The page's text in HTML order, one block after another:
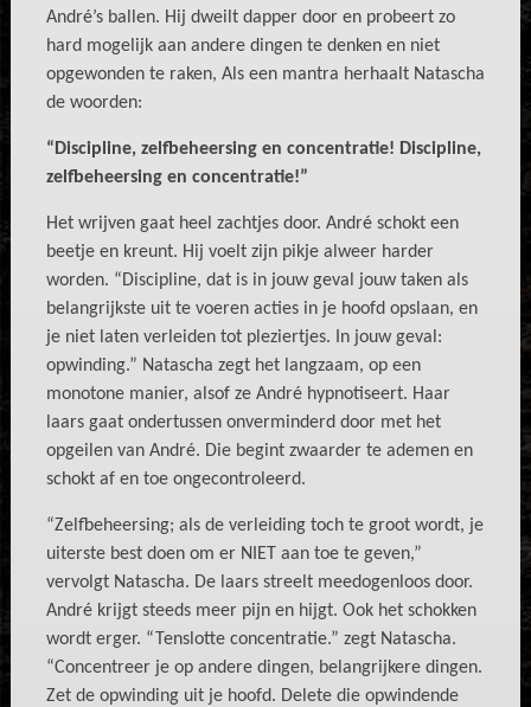
André’s ballen. Hij dweilt dapper door en probeert zo
hard mogelijk aan andere dingen te denken en niet
opgewonden te raken, Als een mantra herhaalt Natascha
de woorden:
“Discipline, zelfbeheersing en concentratie! Discipline,
zelfbeheersing en concentratie!”
Het wrijven gaat heel zachtjes door. André schokt een
beetje en kreunt. Hij voelt zijn pikje alweer harder
worden. “Discipline, dat is in jouw geval jouw taken als
belangrijkste uit te voeren acties in je hoofd opslaan, en
je niet laten verleiden tot pleziertjes. In jouw geval:
opwinding.” Natascha zegt het langzaam, op een
monotone manier, alsof ze André hypnotiseert. Haar
laars gaat ondertussen onverminderd door met het
opgeilen van André. Die begint zwaarder te ademen en
schokt af en toe ongecontroleerd.
“Zelfbeheersing; als de verleiding toch te groot wordt, je
uiterste best doen om er NIET aan toe te geven,”
vervolgt Natascha. De laars streelt meedogenloos door.
André krijgt steeds meer pijn en hijgt. Ook het schokken
wordt erger. “Tenslotte concentratie.” zegt Natascha.
“Concentreer je op andere dingen, belangrijkere dingen.
Zet de opwinding uit je hoofd. Delete die opwindende